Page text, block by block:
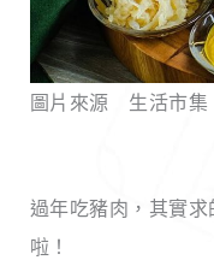
圖片來源 生活市集
過年吃豬肉，其實
啦！